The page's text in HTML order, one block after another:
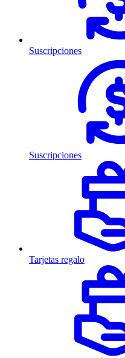
Suscripciones
Suscripciones
Tarjetas regalo